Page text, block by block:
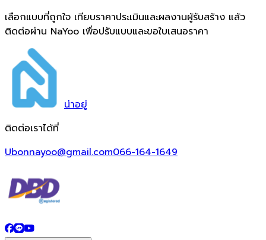
เลือกแบบที่ถูกใจ เทียบราคาประเมินและผลงานผู้รับสร้าง แล้ว
ติดต่อผ่าน NaYoo เพื่อปรับแบบและขอใบเสนอราคา
น่าอยู่
ติดต่อเราได้ที่
Ubonnayoo@gmail.com066-164-1649